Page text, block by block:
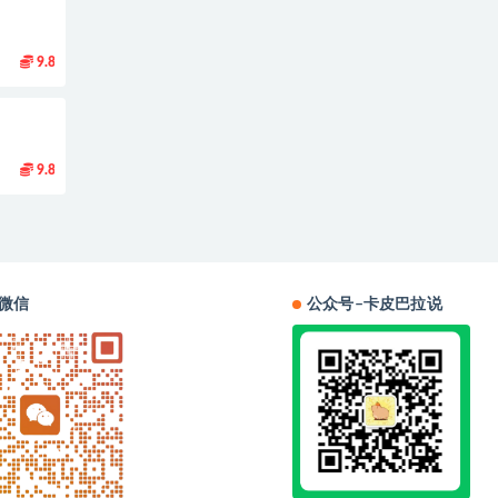
9.8
9.8
信 公众号–卡皮巴拉说